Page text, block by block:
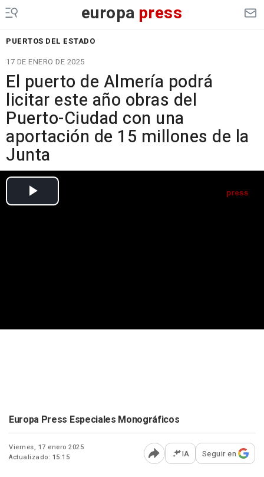
europa press
PUERTOS DEL ESTADO
17 DE ENERO DE 2025
El puerto de Almería podrá
licitar este año obras del
Puerto-Ciudad con una
aportación de 15 millones de la
Junta
Europa Press Especiales Monográficos
Viernes, 17 enero 2025
Actualizado: 15:15
Abrir opciones para
IA Seguir en